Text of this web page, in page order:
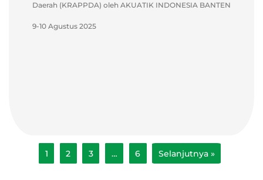
Daerah (KRAPPDA) oleh AKUATIK INDONESIA BANTEN
9-10 Agustus 2025
1 2 3 … 6 Selanjutnya »